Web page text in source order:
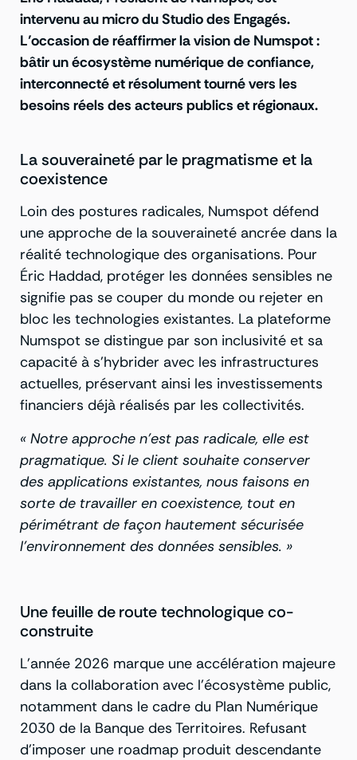
intervenu au micro du Studio des Engagés.
L’occasion de réaffirmer la vision de Numspot :
bâtir un écosystème numérique de confiance,
interconnecté et résolument tourné vers les
besoins réels des acteurs publics et régionaux.
La souveraineté par le pragmatisme et la
coexistence
Loin des postures radicales, Numspot défend
une approche de la souveraineté ancrée dans la
réalité technologique des organisations. Pour
Éric Haddad, protéger les données sensibles ne
signifie pas se couper du monde ou rejeter en
bloc les technologies existantes. La plateforme
Numspot se distingue par son inclusivité et sa
capacité à s’hybrider avec les infrastructures
actuelles, préservant ainsi les investissements
financiers déjà réalisés par les collectivités.
« Notre approche n’est pas radicale, elle est
pragmatique. Si le client souhaite conserver
des applications existantes, nous faisons en
sorte de travailler en coexistence, tout en
périmétrant de façon hautement sécurisée
l’environnement des données sensibles. »
Une feuille de route technologique co-
construite
L’année 2026 marque une accélération majeure
dans la collaboration avec l’écosystème public,
notamment dans le cadre du Plan Numérique
2030 de la Banque des Territoires. Refusant
d’imposer une roadmap produit descendante